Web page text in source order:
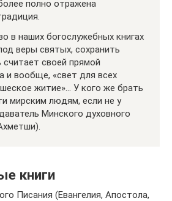
полно отражена
в наших богослужебных книгах
веры святых, сохранить
своей прямой
и вообще, «свет для всех
житие»… У кого же брать
мирским людям, если не у
Минского духовного
книги
Писания (Евангелия, Апостола,